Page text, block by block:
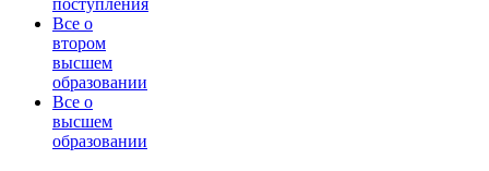
Все о
втором
высшем
образовании
Все о
высшем
образовании